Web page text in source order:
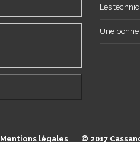
Les
Une bonne
Mentions légales © 2017